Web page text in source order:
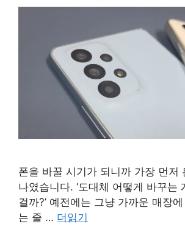
폰을 바꿀 시기가 되니까 가장 먼저
나였습니다. ‘도대체 어떻게 바꾸는
걸까?’ 예전에는 그냥 가까운 매장
는 줄 … 더읽기